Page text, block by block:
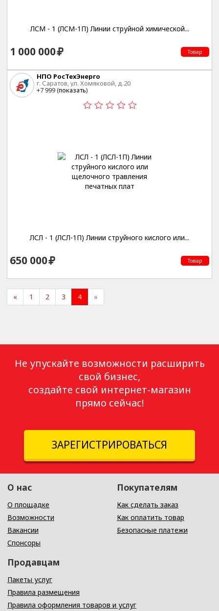
ЛСМ - 1 (ЛСМ-1П) Линии струйной химической...
1 000 000 Товар
НПО РосТехЭнерго
г. Саратов, ул. Хомяковой, д.20
+7 999 (показать)
ЛСЛ - 1 (ЛСЛ-1П) Линии струйного кислого или...
650 000 Товар
« 1 2 3 4 »
Не упускайте возможности расширить
свой бизнес,
создайте свой интернет-магазин
прямо сейчас!
ЗАРЕГИСТРИРОВАТЬСЯ
О нас
О площадке
Возможности
Вакансии
Спонсоры
Покупателям
Как сделать заказ
Как оплатить товар
Безопасные платежи
Продавцам
Пакеты услуг
Правила размещения
Правила оформления товаров и услуг